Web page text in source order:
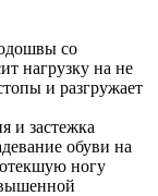
со
нагрузку на не
и разгружает
и застежка
обуви на
ногу